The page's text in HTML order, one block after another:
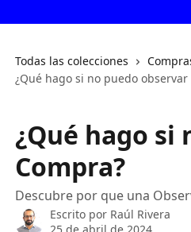
Todas las colecciones
¿Qué hago si no puedo observar
¿Qué hago si
Compra?
Descubre por que una
Escrito por Raúl Rivera